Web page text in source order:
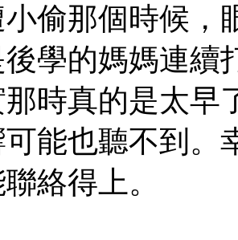
小偷那個時候，
學的媽媽連續
時真的是太早
能也聽不到。
絡得上。